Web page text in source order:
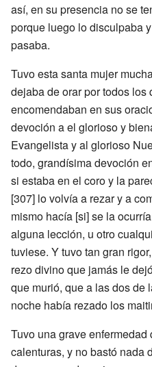
así, en su presencia no se
porque luego lo disculpaba
pasaba.
Tuvo esta santa mujer
dejaba de orar por todos los
encomendaban en sus
devoción a el glorioso y
Evangelista y al glorioso
todo, grandísima devoción
si estaba en el coro y la
[307] lo volvía a rezar y a
mismo hacía [si] se la
alguna lección, u otro
tuviese. Y tuvo tan gran
rezo divino que jamás le
que murió, que a las dos de
noche había rezado los
Tuvo una grave
calenturas, y no bastó nada